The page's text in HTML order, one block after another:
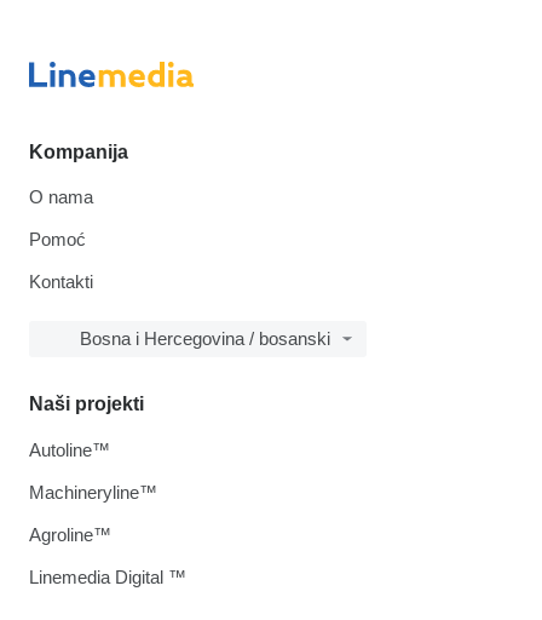
Kompanija
O nama
Pomoć
Kontakti
Bosna i Hercegovina / bosanski
Naši projekti
Autoline™
Machineryline™
Agroline™
Linemedia Digital ™